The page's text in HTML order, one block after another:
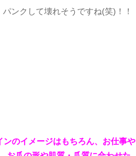
ンクして壊れそうですね(笑)！！
のイメージはもちろん、お仕事や